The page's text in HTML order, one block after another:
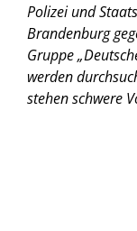
Polizei und
Brandenburg
Gruppe
werden
stehen schwere